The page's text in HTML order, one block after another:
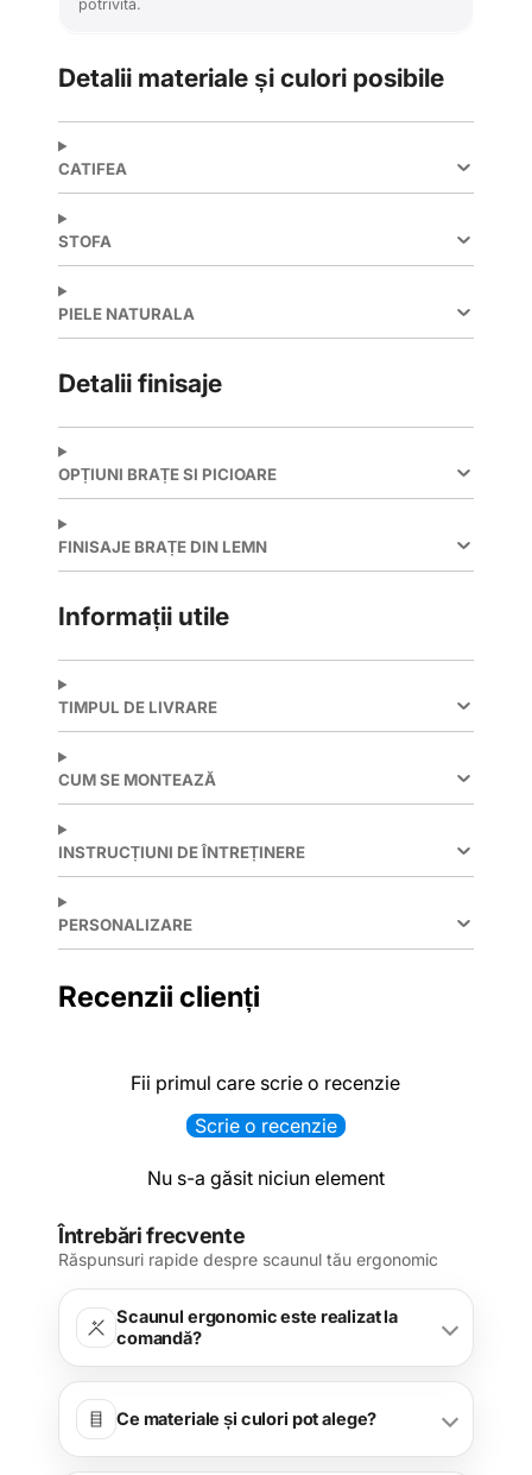
potrivită.
Detalii materiale și culori posibile
CATIFEA
STOFA
PIELE NATURALA
Detalii finisaje
OPȚIUNI BRAȚE SI PICIOARE
FINISAJE BRAȚE DIN LEMN
Informații utile
TIMPUL DE LIVRARE
CUM SE MONTEAZĂ
INSTRUCȚIUNI DE ÎNTREȚINERE
PERSONALIZARE
Recenzii clienți
Fii primul care scrie o recenzie
Scrie o recenzie
Nu s-a găsit niciun element
Întrebări frecvente
Răspunsuri rapide despre scaunul tău ergonomic
Scaunul ergonomic este realizat la
comandă?
Ce materiale și culori pot alege?